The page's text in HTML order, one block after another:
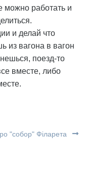
можно работать и
и делай что
из вагона в вагон
поезд-то
вместе, либо
"собор" Філарета